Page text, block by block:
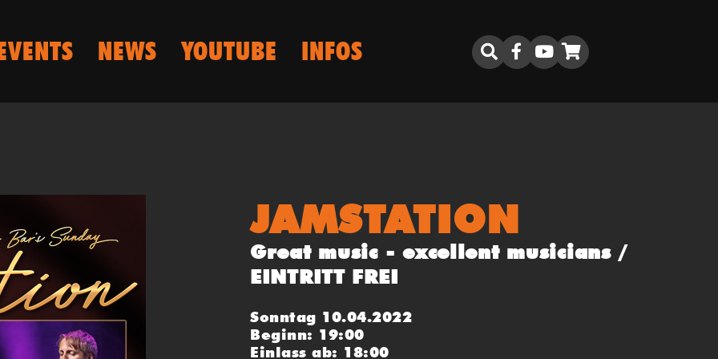
NEWS YOUTUBE INFOS
JAMSTATION
Great music - excellent musicians /
EINTRITT FREI
Sonntag 10.04.2022
Beginn: 19:00
Einlass ab: 18:00